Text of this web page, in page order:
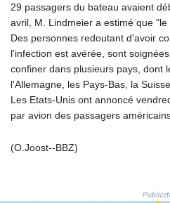
29 passagers du bateau avaient
avril, M. Lindmeier a estimé que "le
Des personnes redoutant d'avoir
l'infection est avérée, sont
confiner dans plusieurs pays, dont
l'Allemagne, les Pays-Bas, la
Les Etats-Unis ont annoncé
par avion des passagers
(O.Joost--BBZ)